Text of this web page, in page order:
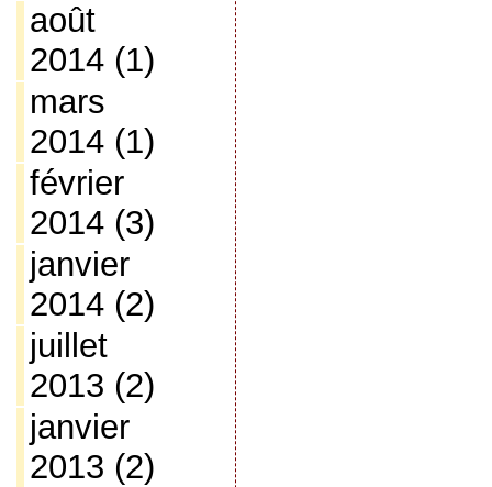
août
2014(1)
mars
2014(1)
février
2014(3)
janvier
2014(2)
juillet
2013 (2)
janvier
2013 (2)